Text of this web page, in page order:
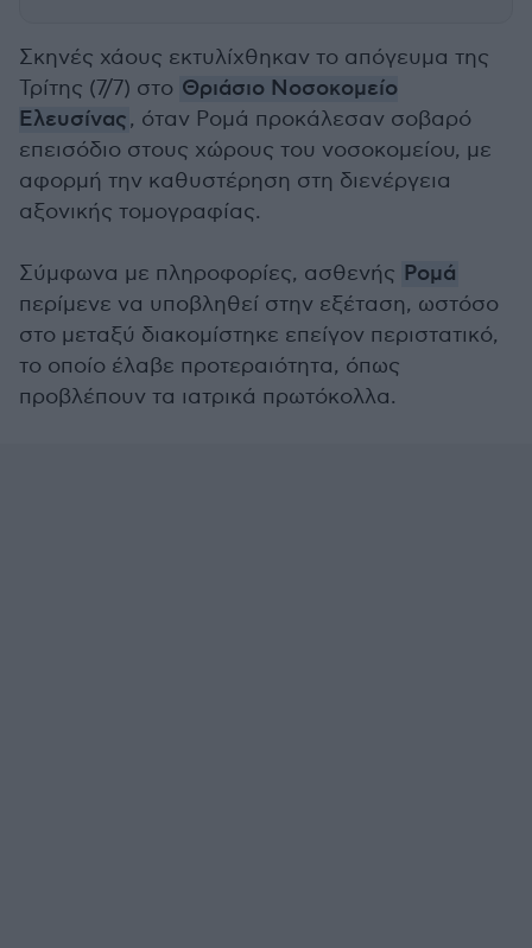
Σκηνές χάους εκτυλίχθηκαν το απόγευμα της
Τρίτης (7/7) στο Θριάσιο Νοσοκομείο
Ελευσίνας, όταν Ρομά προκάλεσαν σοβαρό
επεισόδιο στους χώρους του νοσοκομείου, με
αφορμή την καθυστέρηση στη διενέργεια
αξονικής τομογραφίας.
Σύμφωνα με πληροφορίες, ασθενής Ρομά
περίμενε να υποβληθεί στην εξέταση, ωστόσο
στο μεταξύ διακομίστηκε επείγον περιστατικό,
το οποίο έλαβε προτεραιότητα, όπως
προβλέπουν τα ιατρικά πρωτόκολλα.